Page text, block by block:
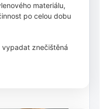
materiálu,
po celou dobu
znečištěná